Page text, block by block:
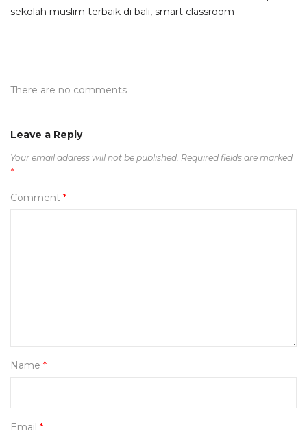
sekolah muslim terbaik di bali, smart classroom
There are no comments
Leave a Reply
Your email address will not be published. Required fields are marked
*
Comment *
Name *
Email *